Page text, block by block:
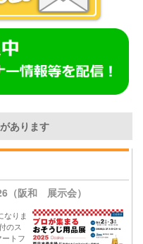
あります
（阪和 展示会）
なりま
のス
トフ